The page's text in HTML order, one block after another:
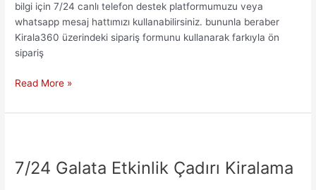
bilgi için 7/24 canlı telefon destek platformumuzu veya
whatsapp mesaj hattımızı kullanabilirsiniz. bununla beraber
Kirala360 üzerindeki sipariş formunu kullanarak farkıyla ön
sipariş
7/24
Etkinlik
Read More »
7/24 Galata Etkinlik Çadırı Kiralama